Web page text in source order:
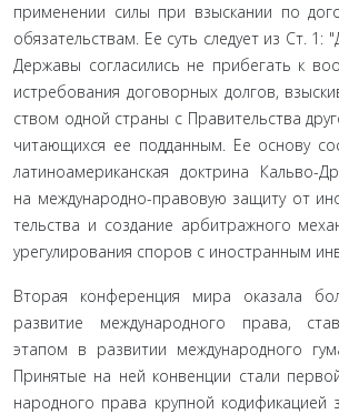
применении силы при взыскании по
обязательствам. Ее суть следует из Ст.
Державы согласились не прибегать к
истребования договорных долгов,
ством одной страны с Правительства
читающихся ее подданным. Ее основу
латиноамериканская доктрина Кальво-
на международно-правовую защиту от
тельства и создание арбитражного
урегулирования споров с иностранным
Вторая конференция мира оказала
развитие международного права,
этапом в развитии международного
Принятые на ней конвенции стали
народного права крупной кодификацией